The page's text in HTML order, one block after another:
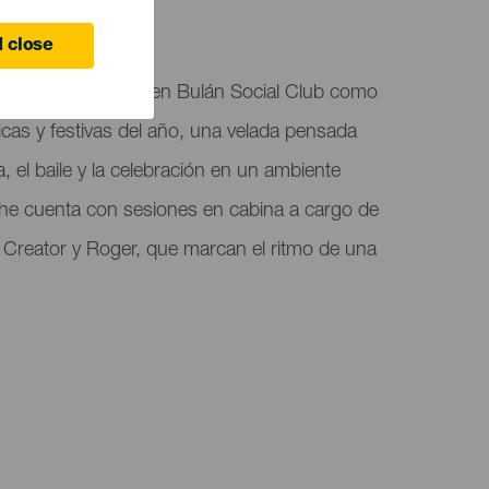
close
se celebra en Bulán Social Club como
y festivas del año, una velada pensada
el baile y la celebración en un ambiente
cuenta con sesiones en cabina a cargo de
y Roger, que marcan el ritmo de una